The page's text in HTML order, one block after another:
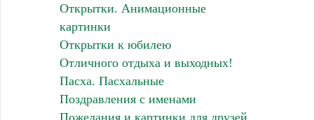
Открытки. Анимационные
картинки
Открытки к юбилею
Отличного отдыха и выходных!
Пасха. Пасхальные
Поздравления с именами
Пожелания и картинки для друзей